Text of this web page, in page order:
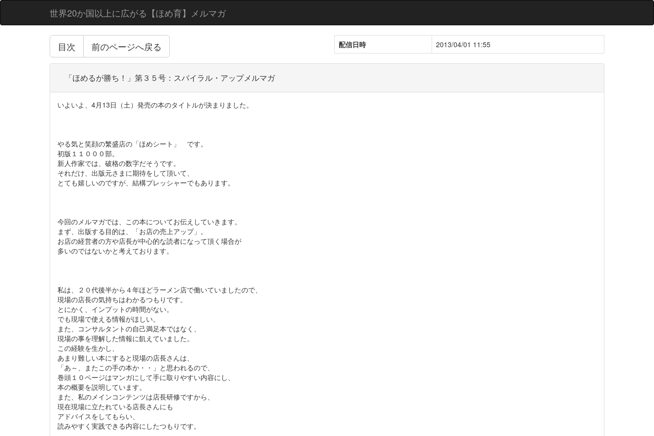
世界20か国以上に広がる【ほめ育】メルマガ
目次 前のページへ戻る 配信日時 2013/04/01 11:55
「ほめるが勝ち！」第３５号：スパイラル・アップメルマガ
いよいよ、4月13日（土）発売の本のタイトルが決まりました。
やる気と笑顔の繁盛店の「ほめシート」 です。
初版１１０００部。
新人作家では、破格の数字だそうです。
それだけ、出版元さまに期待をして頂いて、
とても嬉しいのですが、結構プレッシャーでもあります。
今回のメルマガでは、この本についてお伝えしていきます。
まず、出版する目的は、「お店の売上アップ」。
お店の経営者の方や店長が中心的な読者になって頂く場合が
多いのではないかと考えております。
私は、２０代後半から４年ほどラーメン店で働いていましたので、
現場の店長の気持ちはわかるつもりです。
とにかく、インプットの時間がない。
でも現場で使える情報がほしい。
また、コンサルタントの自己満足本ではなく、
現場の事を理解した情報に飢えていました。
この経験を生かし、
あまり難しい本にすると現場の店長さんは、
「あ～、またこの手の本か・・」と思われるので、
巻頭１０ページはマンガにして手に取りやすい内容にし、
本の概要を説明しています。
また、私のメインコンテンツは店長研修ですから、
現在現場に立たれている店長さんにも
アドバイスをしてもらい、
読みやすく実践できる内容にしたつもりです。